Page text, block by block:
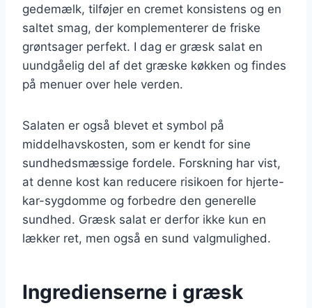
gedemælk, tilføjer en cremet konsistens og en
saltet smag, der komplementerer de friske
grøntsager perfekt. I dag er græsk salat en
uundgåelig del af det græske køkken og findes
på menuer over hele verden.
Salaten er også blevet et symbol på
middelhavskosten, som er kendt for sine
sundhedsmæssige fordele. Forskning har vist,
at denne kost kan reducere risikoen for hjerte-
kar-sygdomme og forbedre den generelle
sundhed. Græsk salat er derfor ikke kun en
lækker ret, men også en sund valgmulighed.
Ingredienserne i græsk